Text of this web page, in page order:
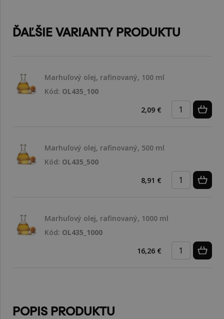
ĎAĽŠIE VARIANTY PRODUKTU
Marhuľový olej, rafinovaný, 100 ml
Kód: OL435_100
2,09 €
Marhuľový olej, rafinovaný, 500 ml
Kód: OL435_500
8,91 €
Marhuľový olej, rafinovaný, 1000 ml
Kód: OL435_1000
16,26 €
POPIS PRODUKTU